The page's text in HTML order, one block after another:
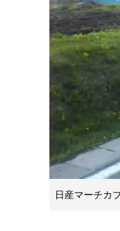
日産マーチカ